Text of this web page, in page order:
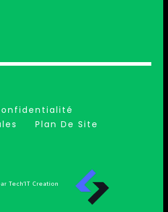
Plan De Site
Tech’IT Creation